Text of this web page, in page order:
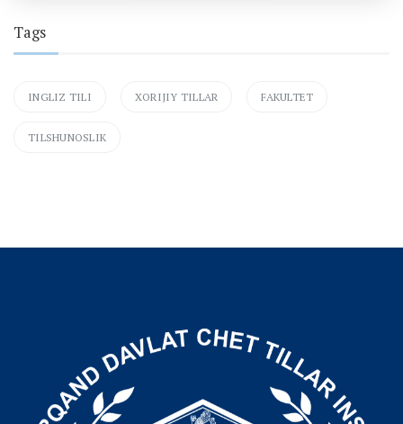
Tags
INGLIZ TILI XORIJIY TILLAR FAKULTET
TILSHUNOSLIK